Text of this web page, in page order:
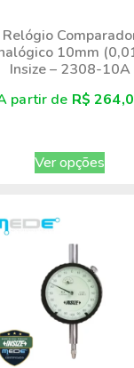
Relógio
10mm
Insize – 2308-10A
partir de R$
Ver opções